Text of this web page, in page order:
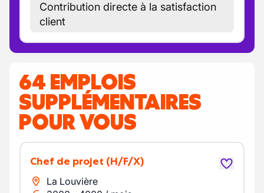
Contribution directe à la satisfaction
client
64 EMPLOIS
SUPPLÉMENTAIRES
POUR VOUS
Chef de projet (H/F/X)
La Louvière